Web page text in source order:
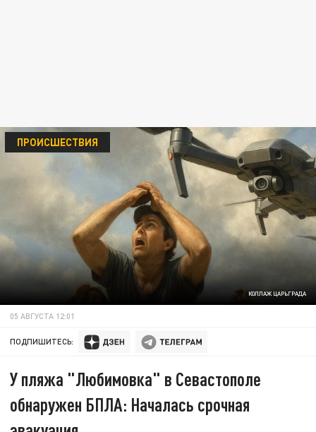
КОЛЛАЖ ЦАРЬГРАДА
ПРОИСШЕСТВИЯ
05 АВГУСТА 12:01
ПОДПИШИТЕСЬ:
У пляжа "Любимовка" в Севастополе
обнаружен БПЛА: Началась срочная